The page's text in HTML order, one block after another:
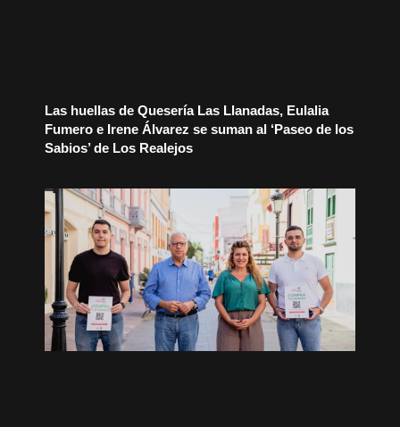
Las huellas de Quesería Las Llanadas, Eulalia
Fumero e Irene Álvarez se suman al ‘Paseo de los
Sabios’ de Los Realejos